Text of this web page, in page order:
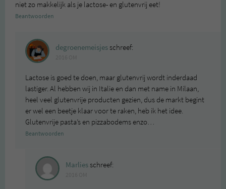
niet zo makkelijk als je lactose- en glutenvrij eet!
Beantwoorden
degroenemeisjesschreef:
Lactose is goed te doen, maar glutenvrij wordt inderdaad
lastiger. Al hebben wij in Italie en dan met name in Milaan,
heel veel glutenvrije producten gezien, dus de markt begint
er wel een beetje klaar voor te raken, heb ik het idee.
Glutenvrije pasta’s en pizzabodems enzo…
Beantwoorden
Marliesschreef: